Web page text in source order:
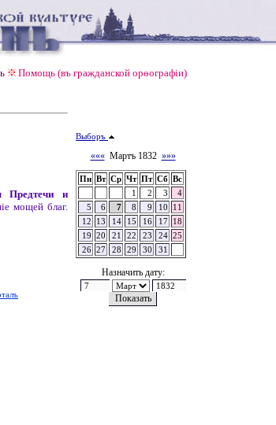
Помощь (въ гражданской орѳографiи)
Предтечи и
мощей благ.
Выборъ
«««Мартъ 1832 »»»
Пн Вт Ср Чт Пт Сб Вс
1
2 3
4
5
6 7 8 9 10
11
12
13 14 15 16 17 18
19 20 21 22 23 24 25
26 27 28 29 30 31
Назначить дату: